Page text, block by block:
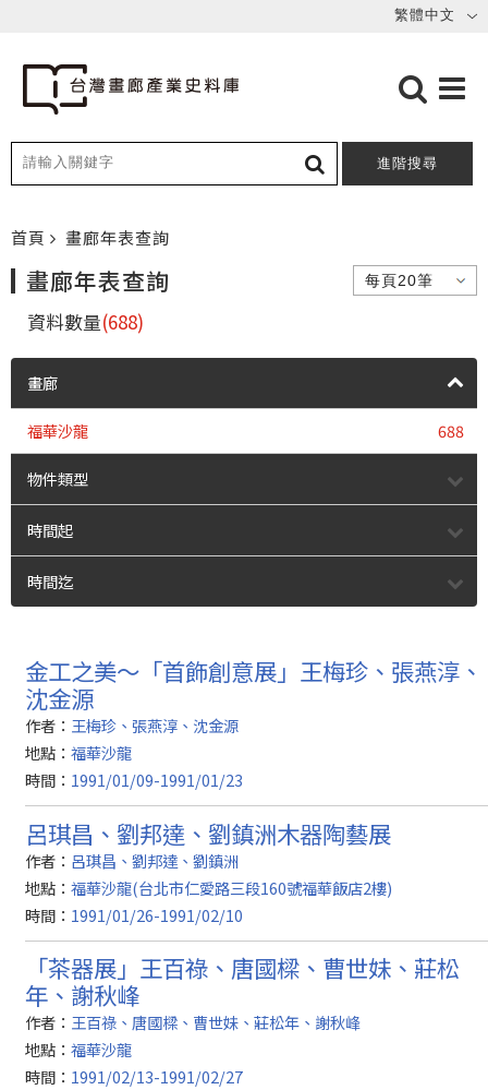
進階搜尋
首頁 畫廊年表查詢
畫廊年表查詢
資料數量(688)
畫廊
福華沙龍 688
物件類型
時間起
時間迄
金工之美～「首飾創意展」王梅珍、張燕淳、
沈金源
作者： 王梅珍、張燕淳、沈金源
地點： 福華沙龍
時間： 1991/01/09-1991/01/23
呂琪昌、劉邦達、劉鎮洲木器陶藝展
作者： 呂琪昌、劉邦達、劉鎮洲
地點： 福華沙龍(台北市仁愛路三段160號福華飯店2樓)
時間： 1991/01/26-1991/02/10
「茶器展」王百祿、唐國樑、曹世妹、莊松
年、謝秋峰
作者： 王百祿、唐國樑、曹世妹、莊松年、謝秋峰
地點： 福華沙龍
時間： 1991/02/13-1991/02/27